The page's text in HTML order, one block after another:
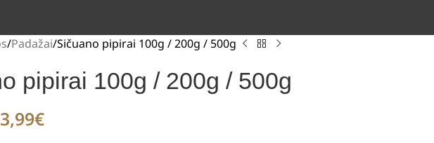
Padažai Sičuano pipirai 100g / 200g / 500g
pipirai 100g / 200g / 500g
€